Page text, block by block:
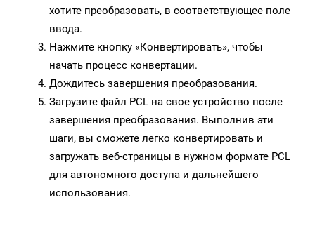
хотите преобразовать, в соответствующее поле
ввода.
Нажмите кнопку «Конвертировать», чтобы
начать процесс конвертации.
Дождитесь завершения преобразования.
Загрузите файл PCL на свое устройство после
завершения преобразования. Выполнив эти
шаги, вы сможете легко конвертировать и
загружать веб-страницы в нужном формате PCL
для автономного доступа и дальнейшего
использования.